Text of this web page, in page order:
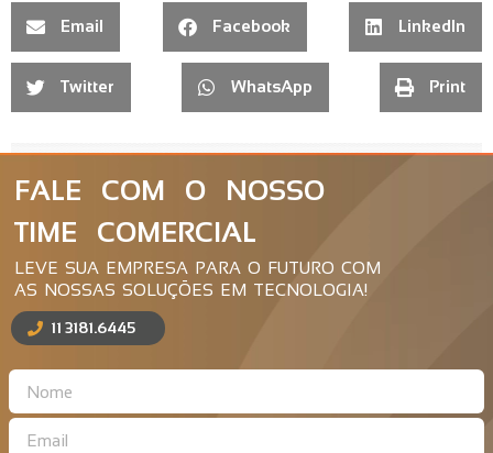
Email Facebook LinkedIn
Twitter WhatsApp Print
FALE COM O NOSSO
TIME COMERCIAL
LEVE SUA EMPRESA PARA O FUTURO COM
AS NOSSAS SOLUÇÕES EM TECNOLOGIA!
11 3181.6445